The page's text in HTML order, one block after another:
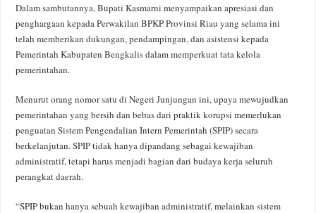
Dalam sambutannya, Bupati Kasmarni menyampaikan apresiasi dan
penghargaan kepada Perwakilan BPKP Provinsi Riau yang selama ini
telah memberikan dukungan, pendampingan, dan asistensi kepada
Pemerintah Kabupaten Bengkalis dalam memperkuat tata kelola
pemerintahan.
Menurut orang nomor satu di Negeri Junjungan ini, upaya mewujudkan
pemerintahan yang bersih dan bebas dari praktik korupsi memerlukan
penguatan Sistem Pengendalian Intern Pemerintah (SPIP) secara
berkelanjutan. SPIP tidak hanya dipandang sebagai kewajiban
administratif, tetapi harus menjadi bagian dari budaya kerja seluruh
perangkat daerah.
“SPIP bukan hanya sebuah kewajiban administratif, melainkan sistem